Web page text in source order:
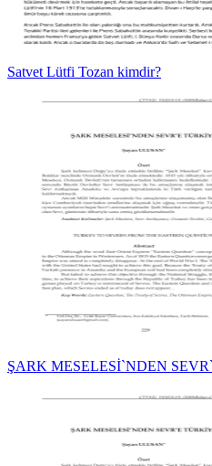
Satvet Lütfi Tozan kimdir?
ŞARK MESELESİ`NDEN